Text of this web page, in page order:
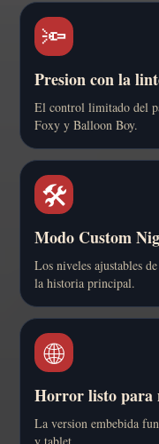
🔦
Presion con la
El control limitado del
Foxy y Balloon Boy.
🛠️
Modo Custom
Los niveles ajustables
la historia principal.
🌐
Horror listo para
La version embebida